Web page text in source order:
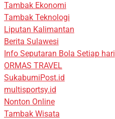
Tambak Ekonomi
Tambak Teknologi
Liputan Kalimantan
Berita Sulawesi
Info Seputaran Bola Setiap hari
ORMAS TRAVEL
SukabumiPost.id
multisportsy.id
Nonton Online
Tambak Wisata